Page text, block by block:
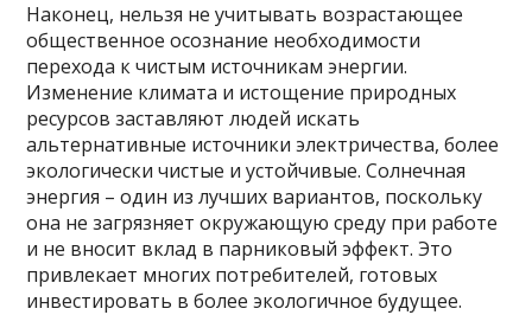
Наконец, нельзя не учитывать возрастающее
общественное осознание необходимости
перехода к чистым источникам энергии.
Изменение климата и истощение природных
ресурсов заставляют людей искать
альтернативные источники электричества, более
экологически чистые и устойчивые. Солнечная
энергия – один из лучших вариантов, поскольку
она не загрязняет окружающую среду при работе
и не вносит вклад в парниковый эффект. Это
привлекает многих потребителей, готовых
инвестировать в более экологичное будущее.